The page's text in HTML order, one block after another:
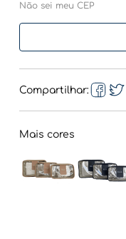
Não sei meu CEP
Compartilhar